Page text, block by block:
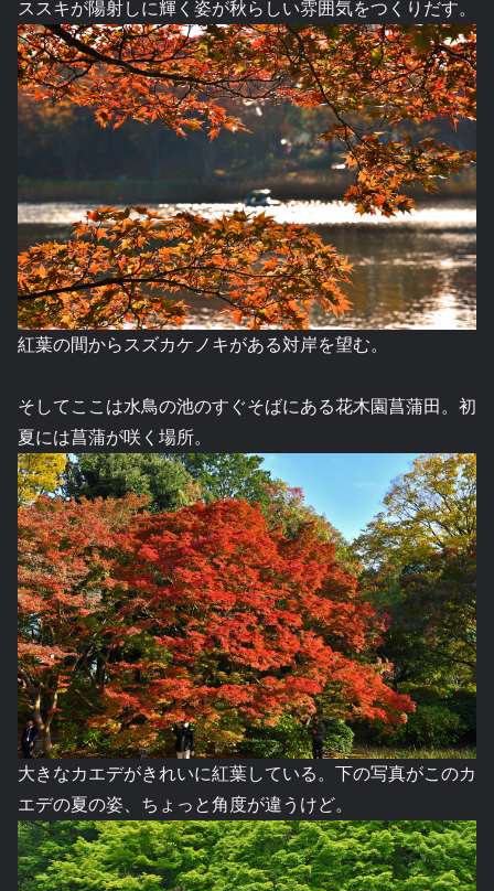
ススキが陽射しに輝く姿が秋らしい雰囲気をつくりだす。
紅葉の間からスズカケノキがある対岸を望む。
そしてここは水鳥の池のすぐそばにある花木園菖蒲田。初
夏には菖蒲が咲く場所。
大きなカエデがきれいに紅葉している。下の写真がこのカ
エデの夏の姿、ちょっと角度が違うけど。